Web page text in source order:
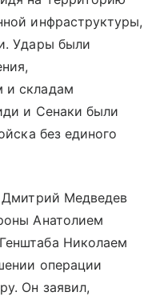
инфраструктуры,
Удары были
и складам
и Сенаки были
без единого
Дмитрий Медведев
Анатолием
Николаем
операции
Он заявил,